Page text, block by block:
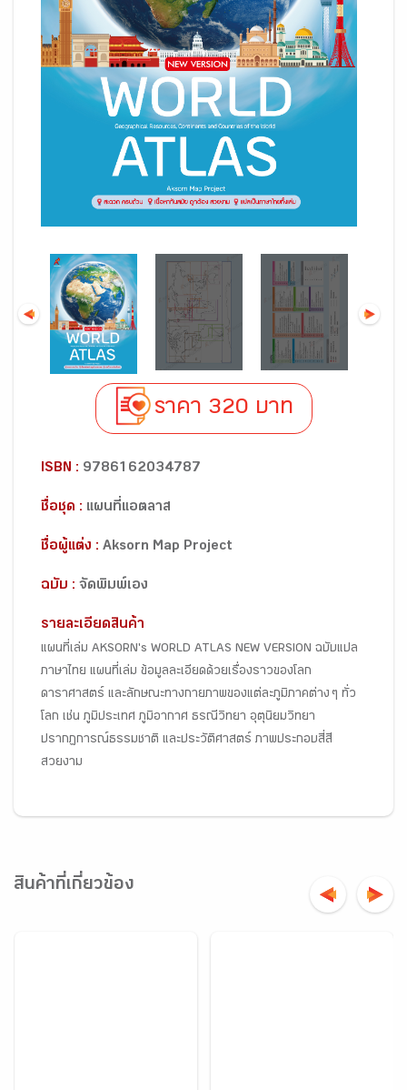
ราคา 320 บาท
ISBN : 9786162034787
ชื่อชุด : แผนที่แอตลาส
ชื่อผู้แต่ง : Aksorn Map Project
ฉบับ : จัดพิมพ์เอง
รายละเอียดสินค้า
แผนที่เล่ม AKSORN's WORLD ATLAS NEW VERSION ฉบับแปล
ภาษาไทย แผนที่เล่ม ข้อมูลละเอียดด้วยเรื่องราวของโลก
ดาราศาสตร์ และลักษณะทางกายภาพของแต่ละภูมิภาคต่าง ๆ ทั่ว
โลก เช่น ภูมิประเทศ ภูมิอากาศ ธรณีวิทยา อุตุนิยมวิทยา
ปรากฏการณ์ธรรมชาติ และประวัติศาสตร์ ภาพประกอบสี่สี
สวยงาม
สินค้าที่เกี่ยวข้อง